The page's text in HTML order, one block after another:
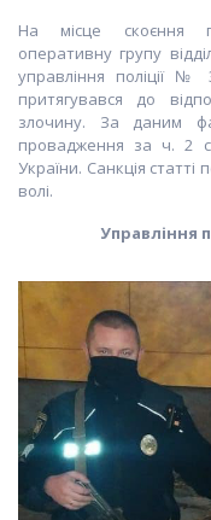
На місце скоєння
оперативну групу
управління поліції
притягувався до
злочину. За даним
провадження за ч. 2
України. Санкція
волі.
Управління